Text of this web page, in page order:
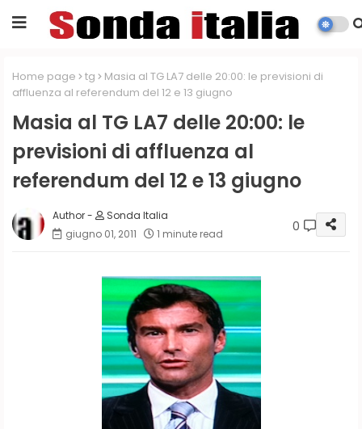
Home page tg
Masia al TG LA7 delle 20:00: le previsioni di
affluenza al referendum del 12 e 13 giugno
Masia al TG LA7 delle 20:00: le
previsioni di affluenza al
referendum del 12 e 13 giugno
Sonda Italia
giugno 01, 2011
1 minute read 0